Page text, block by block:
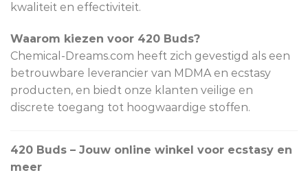
kwaliteit en effectiviteit.
Waarom kiezen voor 420 Buds?
Chemical-Dreams.com heeft zich gevestigd als een
betrouwbare leverancier van MDMA en ecstasy
producten, en biedt onze klanten veilige en
discrete toegang tot hoogwaardige stoffen.
420 Buds – Jouw online winkel voor ecstasy en
meer